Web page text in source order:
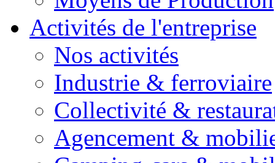
Activités de l'entreprise
Nos activités
Industrie & ferroviaire
Collectivité &
Agencement &